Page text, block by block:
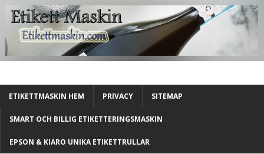
ETIKETTMASKIN HEM PRIVACY SITEMAP
SMART OCH BILLIG ETIKETTERINGSMASKIN
EPSON & KIARO UNIKA ETIKETTRULLAR